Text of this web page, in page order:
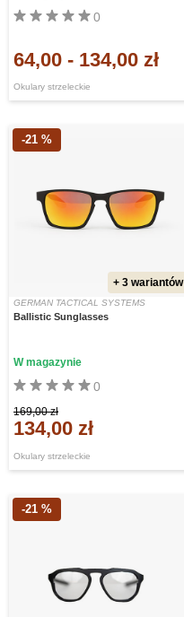
Okulary strzeleckie
0
64,00 - 134,00 zł
-21 %
+ 3 wariantów
GERMAN TACTICAL SYSTEMS
Ballistic Sunglasses
Okulary strzeleckie
0
W magazynie
169,00 zł
134,00 zł
-21 %